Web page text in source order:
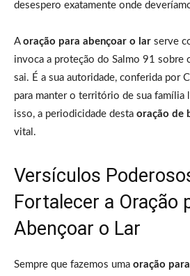
desespero exatamente onde
A oração para abençoar o lar serve
invoca a proteção do Salmo 91 sobre
sai. É a sua autoridade, conferida por
para manter o território de sua família
isso, a periodicidade desta oração de
vital.
Versículos
Fortalecer a Oração
Abençoar o Lar
Sempre que fazemos uma oração